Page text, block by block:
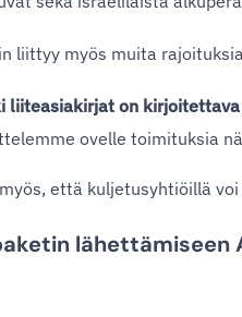
liittyy myös muita
liiteasiakirjat on
ovelle toimituksia
että kuljetusyhtiöillä
lähettämiseen